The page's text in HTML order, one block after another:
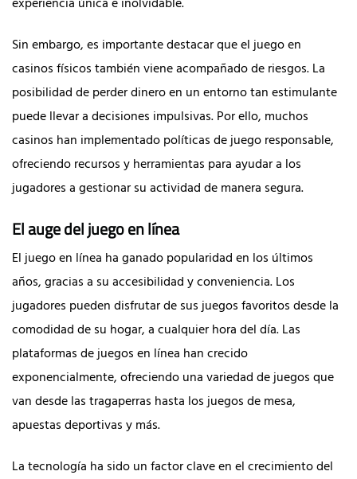
experiencia única e inolvidable.
Sin embargo, es importante destacar que el juego en
casinos físicos también viene acompañado de riesgos. La
posibilidad de perder dinero en un entorno tan estimulante
puede llevar a decisiones impulsivas. Por ello, muchos
casinos han implementado políticas de juego responsable,
ofreciendo recursos y herramientas para ayudar a los
jugadores a gestionar su actividad de manera segura.
El auge del juego en línea
El juego en línea ha ganado popularidad en los últimos
años, gracias a su accesibilidad y conveniencia. Los
jugadores pueden disfrutar de sus juegos favoritos desde la
comodidad de su hogar, a cualquier hora del día. Las
plataformas de juegos en línea han crecido
exponencialmente, ofreciendo una variedad de juegos que
van desde las tragaperras hasta los juegos de mesa,
apuestas deportivas y más.
La tecnología ha sido un factor clave en el crecimiento del